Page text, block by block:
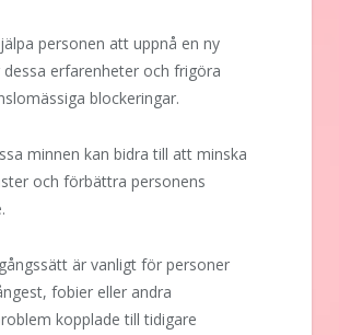
personen att uppnå en ny
erfarenheter och frigöra
blockeringar.
minnen kan bidra till att minska
och förbättra personens
är vanligt för personer
fobier eller andra
kopplade till tidigare